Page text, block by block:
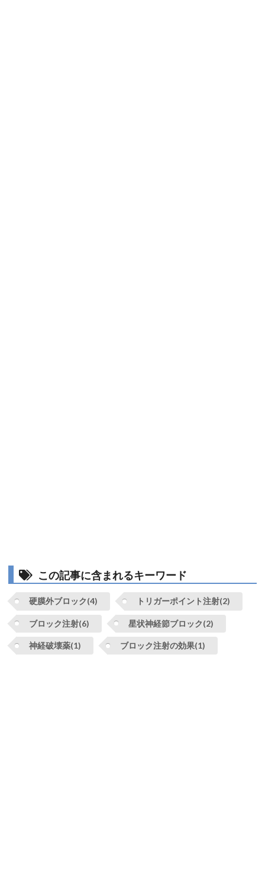
この記事に含まれるキーワード
硬膜外ブロック(4) トリガーポイント注射(2)
ブロック注射(6) 星状神経節ブロック(2)
神経破壊薬(1) ブロック注射の効果(1)